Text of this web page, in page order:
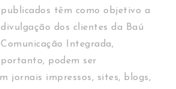
publicados têm como objetivo a
divulgação dos clientes da Baú
Comunicação Integrada,
portanto, podem ser
jornais impressos, sites, blogs,